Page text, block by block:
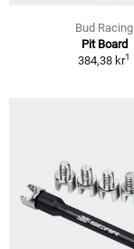
Bud Racing
Pit Board
384,38 kr1